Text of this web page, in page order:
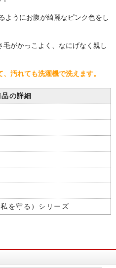
ようにお腹が綺麗なピンク色をし
がかっこよく、なにげなく親し
汚れても洗濯機で洗えます。
の詳細
を守る）シリーズ